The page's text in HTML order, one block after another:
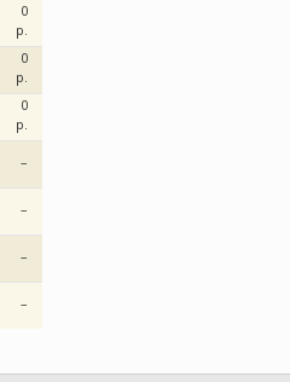
0
p.
0
p.
0
p.
–
–
–
–